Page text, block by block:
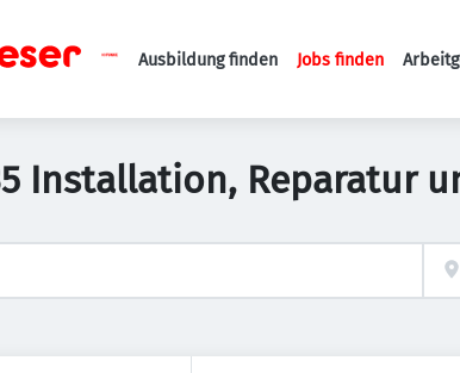
Ausbildung finden Jobs finden
Installation, Reparatur